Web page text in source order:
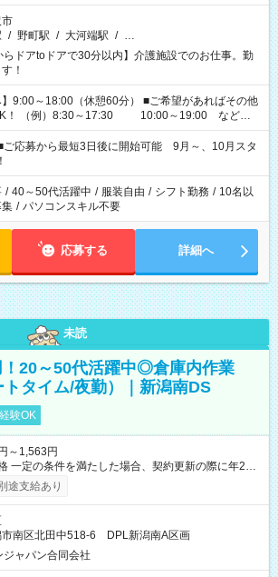
/ 野町駅 / 大河端駅 / …
らドアtoドアで30分以内】介護施設でのお仕事。勤
！
～18:00（休憩60分） ■ご希望があればその他
！ （例）8:30～17:30 10:00～19:00 など
みを合わせたい」 「できれば残業はしたくない」
のご希望に沿ったお仕事をご紹介します！ ※Wワ
へ 今ご覧のお仕事で希望する勤務時間と、もう1つ
務時間。 合計で週40時間を超える場合は応募でき
応募から最短3日後に開始可能 9月～、10月スタ
/ 40～50代活躍中 / 服装自由 / シフト勤務 / 10名以
/ パソコンスキル不要
応募する 詳細へ
未読
20～50代活躍中◎倉庫内作業
タイム/夜勤）｜新潟南DS
験OK
～1,563円
一定の条件を満たした場合、契約更新の際に年2回
す。 ■正社員登用制度あり ※月末締/翌
い ※時間外手当、別途支給 ※深夜割増賃金 (22:00～
安定して働けます！ 【試用期間】試用期間
間の長さ：1週間 雇用形態、給与は本採用時と同じ
途支給あり
市南区北田中518-6 DPL新潟南A区画
ジャパン合同会社